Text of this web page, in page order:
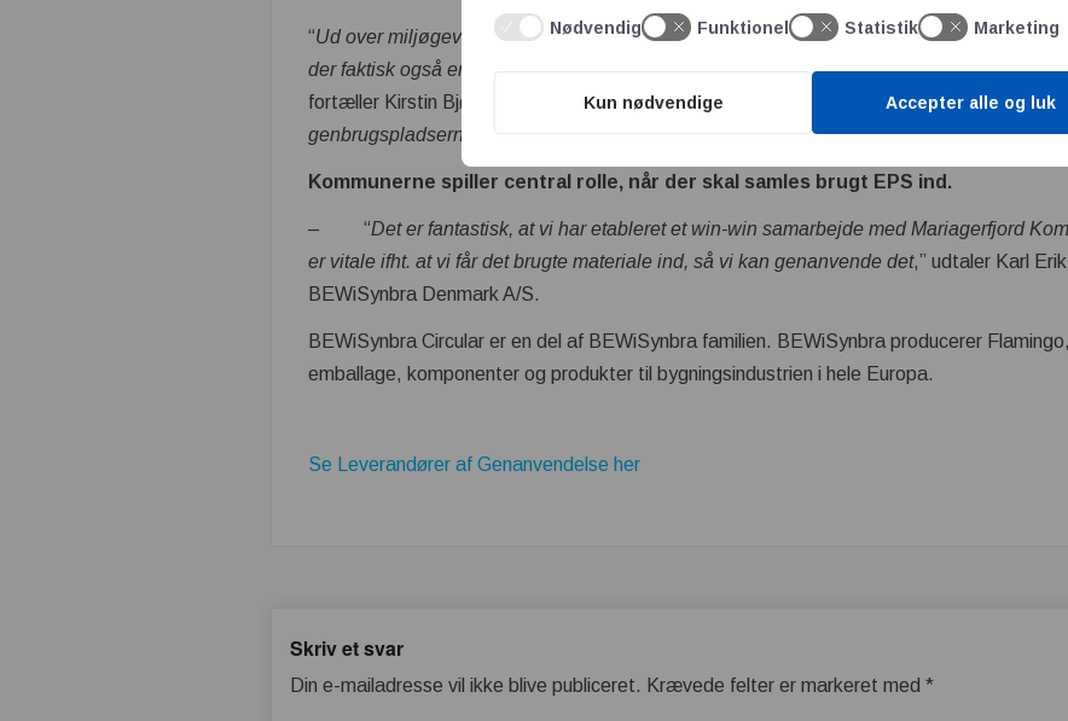
“Ud over miljøgevinster ved at genanvende EPS fremfor at sende den til forbrænding
der faktisk også en mindre økonomisk gevinst, da vi nu sælger det komprimerede
fortæller Kirstin Bjørnbak Kjær og afslutter med ”at det jo er en rigtig spændende og
genbrugspladserne i Mariagerfjord Kommune.
Kommunerne spiller central rolle, når der skal samles brugt EPS ind.
– “Det er fantastisk, at vi har etableret et win-win samarbejde med Mariagerfjord
er vitale ifht. at vi får det brugte materiale ind, så vi kan genanvende det,” udtaler Karl
BEWiSynbra Denmark A/S.
BEWiSynbra Circular er en del af BEWiSynbra familien. BEWiSynbra producerer
emballage, komponenter og produkter til bygningsindustrien i hele Europa.
Se Leverandører af Genanvendelse her
Skriv et svar
Din e-mailadresse vil ikke blive publiceret. Krævede felter er markeret med*
Nødvendig Funktionel Statistik Marketing
Kun nødvendige Accepter alle og luk